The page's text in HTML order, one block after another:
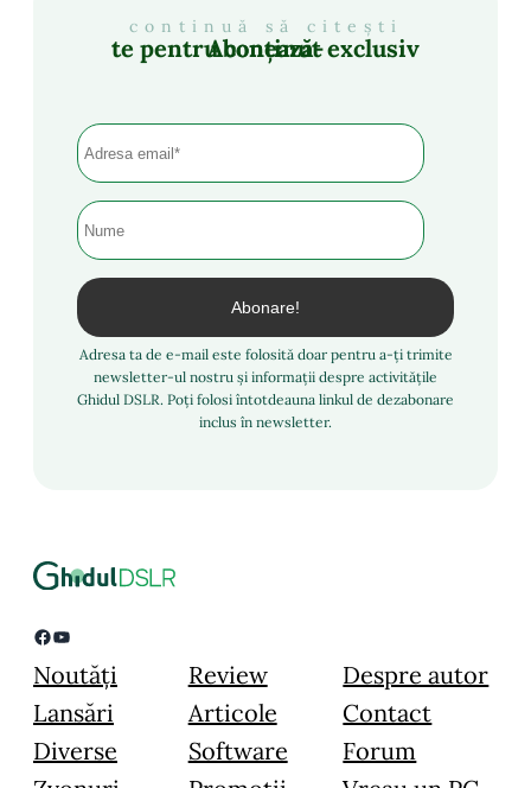
continuă să citești
Abonează-te pentru conținut exclusiv
Adresa ta de e-mail este folosită doar pentru a-ți trimite
newsletter-ul nostru și informații despre activitățile
Ghidul DSLR. Poți folosi întotdeauna linkul de dezabonare
inclus în newsletter.
Facebook YouTube
Noutăți
Lansări
Diverse
Review
Articole
Software
Despre autor
Contact
Forum